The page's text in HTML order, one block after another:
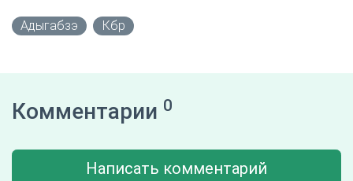
Адыгабзэ Кбр
Комментарии 0
Написать комментарий